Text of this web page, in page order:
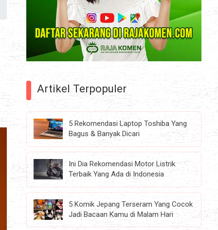
Artikel Terpopuler
5 Rekomendasi Laptop Toshiba Yang
Bagus & Banyak Dicari
Ini Dia Rekomendasi Motor Listrik
Terbaik Yang Ada di Indonesia
5 Komik Jepang Terseram Yang Cocok
Jadi Bacaan Kamu di Malam Hari